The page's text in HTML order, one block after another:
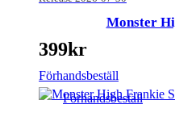
Monster
399kr
Förhandsbeställ
Förhandsbeställ